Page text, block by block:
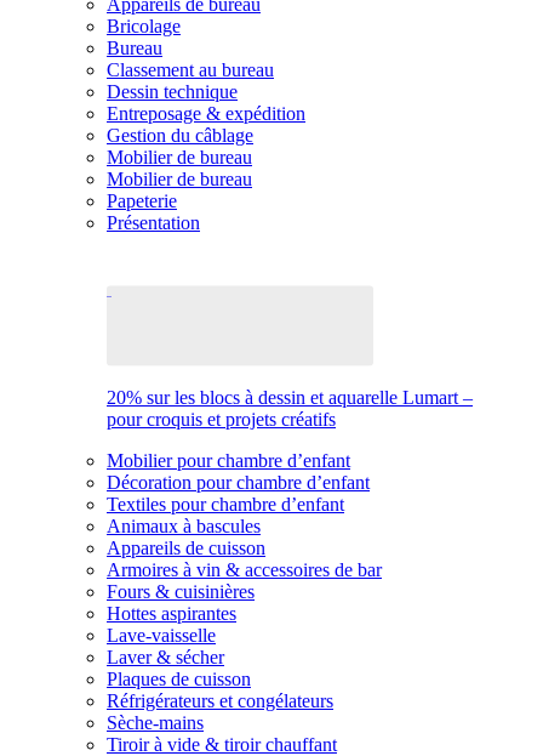
Appareils de bureau
Bricolage
Bureau
Classement au bureau
Dessin technique
Entreposage & expédition
Gestion du câblage
Mobilier de bureau
Mobilier de bureau
Papeterie
Présentation
20% sur les blocs à dessin et aquarelle Lumart –
pour croquis et projets créatifs
Mobilier pour chambre d’enfant
Décoration pour chambre d’enfant
Textiles pour chambre d’enfant
Animaux à bascules
Appareils de cuisson
Armoires à vin & accessoires de bar
Fours & cuisinières
Hottes aspirantes
Lave-vaisselle
Laver & sécher
Plaques de cuisson
Réfrigérateurs et congélateurs
Sèche-mains
Tiroir à vide & tiroir chauffant